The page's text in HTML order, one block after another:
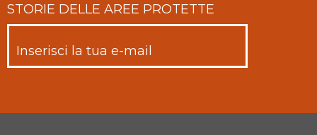
STORIE DELLE AREE PROTETTE